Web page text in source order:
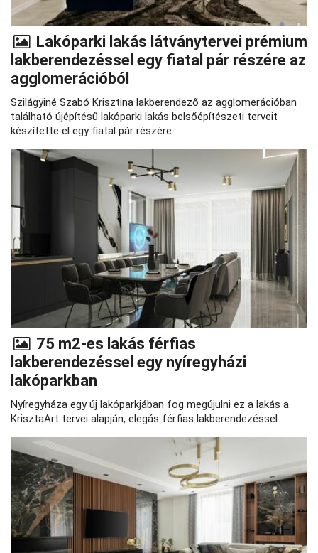
Lakóparki lakás látványtervei prémium
lakberendezéssel egy fiatal pár részére az
agglomerációból
Szilágyiné Szabó Krisztina lakberendező az agglomerációban
található újépítésű lakóparki lakás belsőépítészeti terveit
készítette el egy fiatal pár részére.
75 m2-es lakás férfias
lakberendezéssel egy nyíregyházi
lakóparkban
Nyíregyháza egy új lakóparkjában fog megújulni ez a lakás a
KrisztaArt tervei alapján, elegás férfias lakberendezéssel.